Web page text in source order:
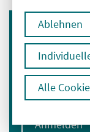
Ablehnen
Alle
Immer
Melden Sie
E-Mail-Adresse
Anmelden